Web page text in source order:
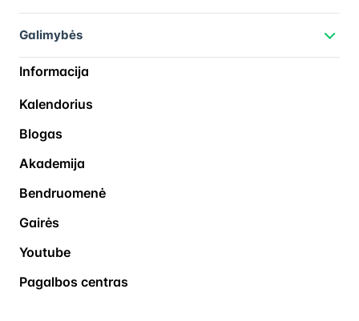
Galimybės
Informacija
Kalendorius
Blogas
Akademija
Bendruomenė
Gairės
Youtube
Pagalbos centras